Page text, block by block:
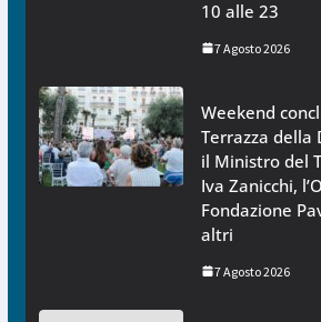
10 alle 23
7 Agosto 2026
Weekend
Terrazza della
il Ministro del
Iva Zanicchi,
Fondazione
altri
7 Agosto 2026